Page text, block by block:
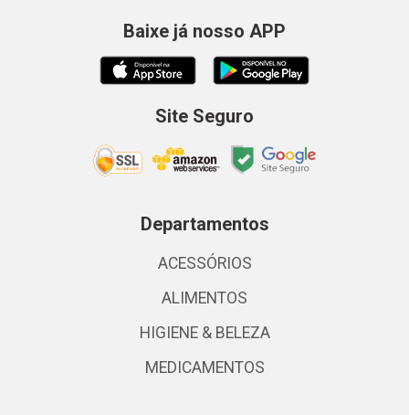
Baixe já nosso APP
Site Seguro
Departamentos
ACESSÓRIOS
ALIMENTOS
HIGIENE & BELEZA
MEDICAMENTOS